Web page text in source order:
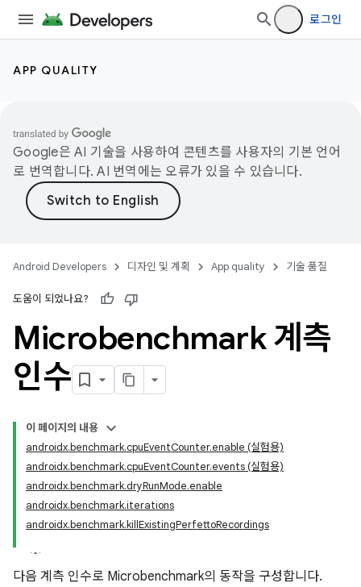
로그인
APP QUALITY
Google은 AI 기술을 사용하여 콘텐츠를 사용자의 기본 언어
로 번역합니다. AI 번역에는 오류가 있을 수 있습니다.
Android Developers 디자인 및 계획 App quality 기술 품질
도움이 되었나요?
Microbenchmark 계측
인수
이 페이지의 내용
androidx.benchmark.cpuEventCounter.enable (실험용)
androidx.benchmark.cpuEventCounter.events (실험용)
androidx.benchmark.dryRunMode.enable
androidx.benchmark.iterations
androidx.benchmark.killExistingPerfettoRecordings
다음 계측 인수로 Microbenchmark의 동작을 구성합니다.